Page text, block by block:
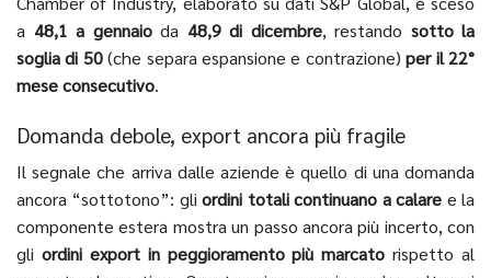
a 48,1 a gennaioda 48,9 di dicembre, restando sotto la
soglia di 50(che separa espansione e contrazione)per il 22°
mese consecutivo.
Domanda debole, export ancora più fragile
Il segnale che arriva dalle aziende è quello di una domanda
ancora “sottotono”: gliordini totali continuano a calare e la
componente estera mostra un passo ancora più incerto, con
gli ordini export in peggioramento più marcato rispetto al